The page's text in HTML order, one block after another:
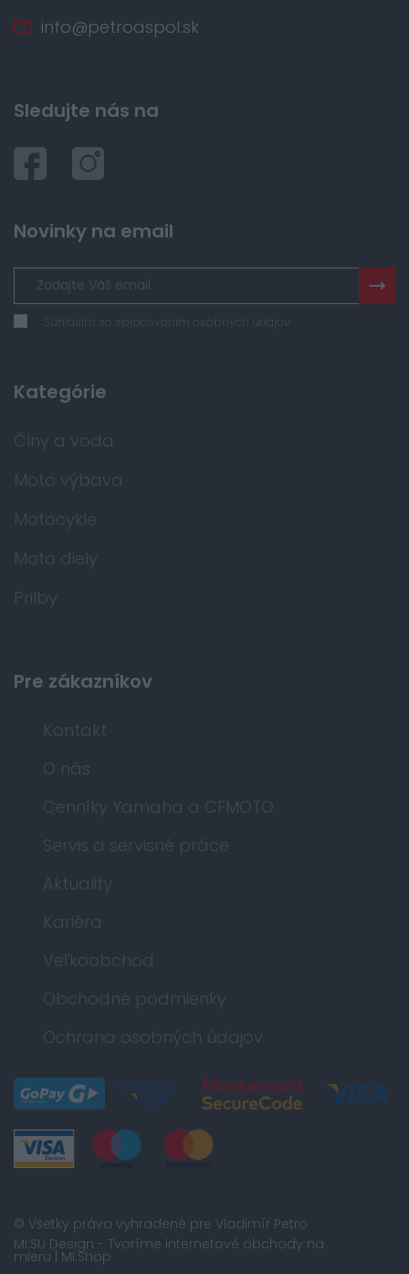
info@petroaspol.sk
Sledujte nás na
Novinky na email
Súhlasím so spracovaním osobných údajov
Kategórie
Člny a voda
Moto výbava
Motocykle
Moto diely
Prilby
Pre zákazníkov
Kontakt
O nás
Cenníky Yamaha a CFMOTO
Servis a servisné práce
Aktuality
Kariéra
Veľkoobchod
Obchodné podmienky
Ochrana osobných údajov
© Všetky práva vyhradené pre Vladimír Petro
MI:SU Design - Tvoríme internetové obchody na
mieru | MI:Shop